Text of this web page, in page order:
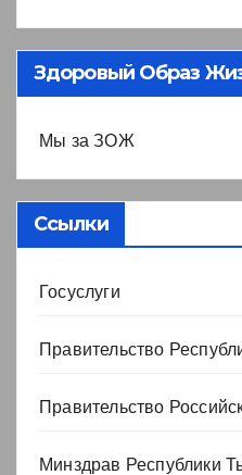
Здоровый Образ
Мы за ЗОЖ
Ссылки
Госуслуги
Правительство
Правительство
Минздрав Республики